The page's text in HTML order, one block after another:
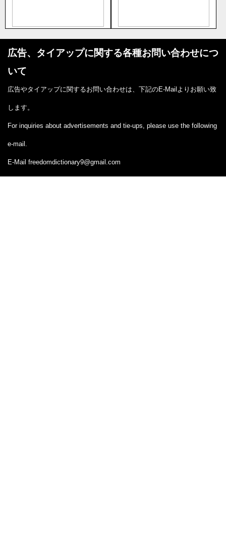
広告、タイアップに関する各種お問い合わせにつ
いて
広告やタイアップに関するお問い合わせは、下記のE-Mailよりお願い致
します。
For inquiries about advertisements and tie-ups, please use the following
e-mail.
E-Mail freedomdictionary9@gmail.com